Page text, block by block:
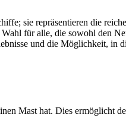
sie repräsentieren die
für alle, die sowohl den
und die Möglichkeit, in
Mast hat. Dies ermöglicht